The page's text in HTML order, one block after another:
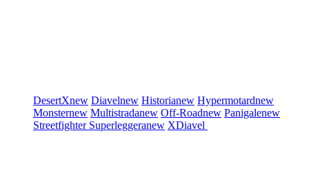
DesertXnew Diavelnew Historianew Hypermotardnew
Monsternew Multistradanew Off-Roadnew Panigalenew
Streetfighter Superleggeranew XDiavel